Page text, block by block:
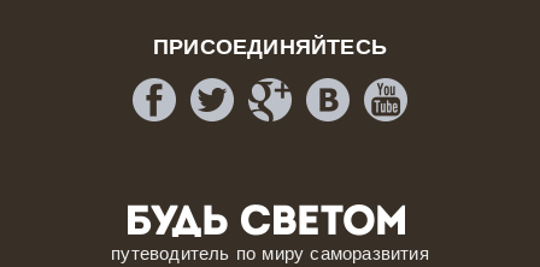
ПРИСОЕДИНЯЙТЕСЬ
путеводитель по миру саморазвития